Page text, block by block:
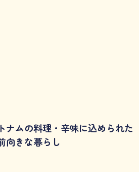
ナムの料理・辛味に込められた
向きな暮らし